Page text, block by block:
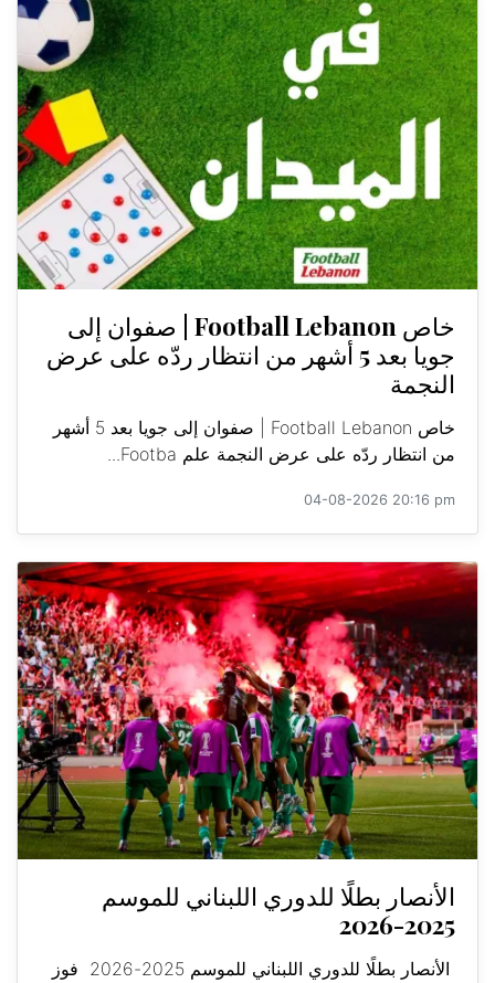
خاص Football Lebanon | صفوان إلى
جويا بعد 5 أشهر من انتظار ردّه على عرض
النجمة
خاص Football Lebanon | صفوان إلى جويا بعد 5 أشهر
من انتظار ردّه على عرض النجمة علم Footba...
04-08-2026 20:16 pm
الأنصار بطلًا للدوري اللبناني للموسم
2025-2026
الأنصار بطلًا للدوري اللبناني للموسم 2025-2026 فوز